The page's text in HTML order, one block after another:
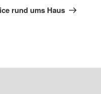
Beitrag
rund ums Haus